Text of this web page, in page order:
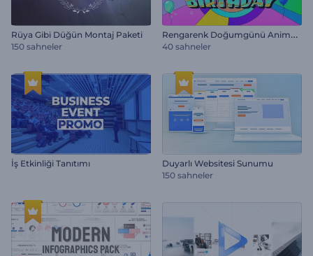
Rüya Gibi Düğün Montaj Paketi
150 sahneler
R
engarenk Doğumgünü Animasyon Paketi
40 sahneler
İş Etkinliği Tanıtımı
Duyarlı Websitesi Sunumu
150 sahneler